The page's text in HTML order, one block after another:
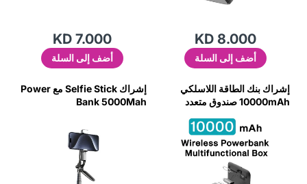
KD 8.000
أضف إلى السلة
KD 7.000
أضف إلى السلة
إشراك بنك الطاقة اللاسلكي
10000mAh صندوق متعدد
إشراك Selfie Stick مع Power
Bank 5000Mah